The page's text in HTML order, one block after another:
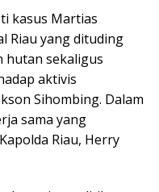
kasus Martias
Riau yang dituding
hutan sekaligus
aktivis
Sihombing. Dalam
sama yang
Riau, Herry